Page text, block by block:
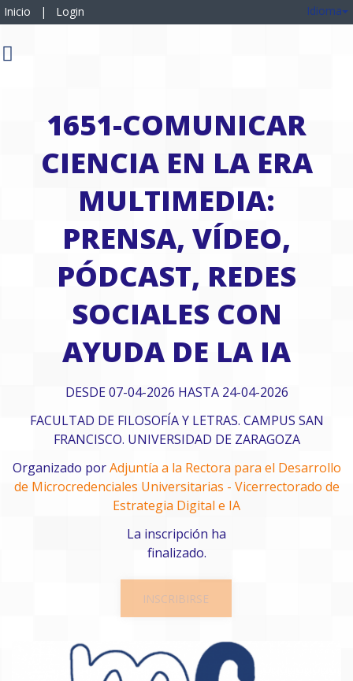
Inicio | Login Idioma
1651-COMUNICAR
CIENCIA EN LA ERA
MULTIMEDIA:
PRENSA, VÍDEO,
PÓDCAST, REDES
SOCIALES CON
AYUDA DE LA IA
DESDE 07-04-2026 HASTA 24-04-2026
FACULTAD DE FILOSOFÍA Y LETRAS. CAMPUS SAN
FRANCISCO. UNIVERSIDAD DE ZARAGOZA
Organizado porAdjuntía a la Rectora para el Desarrollo
de Microcredenciales Universitarias - Vicerrectorado de
Estrategia Digital e IA
La inscripción ha
finalizado.
INSCRIBIRSE